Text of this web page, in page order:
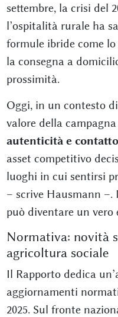
settembre, la crisi del
l’ospitalità rurale ha
formule ibride come
la consegna a
prossimità.
Oggi, in un contesto
valore della
autenticità e
asset competitivo
luoghi in cui sentirsi
– scrive Hausmann –.
può diventare un vero
Normativa: novità
agricoltura sociale
Il Rapporto dedica
aggiornamenti
2025. Sul fronte